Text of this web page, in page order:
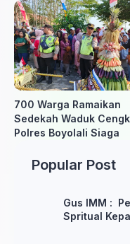
700 Warga Ramaikan
Sedekah Waduk
Polres Boyolali Siaga
Popular Post
Gus IMM :
Spritual